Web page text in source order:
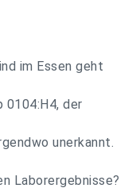
im Essen geht
0104:H4, der
unerkannt.
Laborergebnisse?